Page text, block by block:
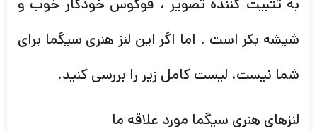
به تثبیت کننده تصویر ، فوکوس خودکار خوب و
شیشه بکر است . اما اگر این لنز هنری سیگما برای
شما نیست، لیست کامل زیر را بررسی کنید.
لنزهای هنری سیگما مورد علاقه ما